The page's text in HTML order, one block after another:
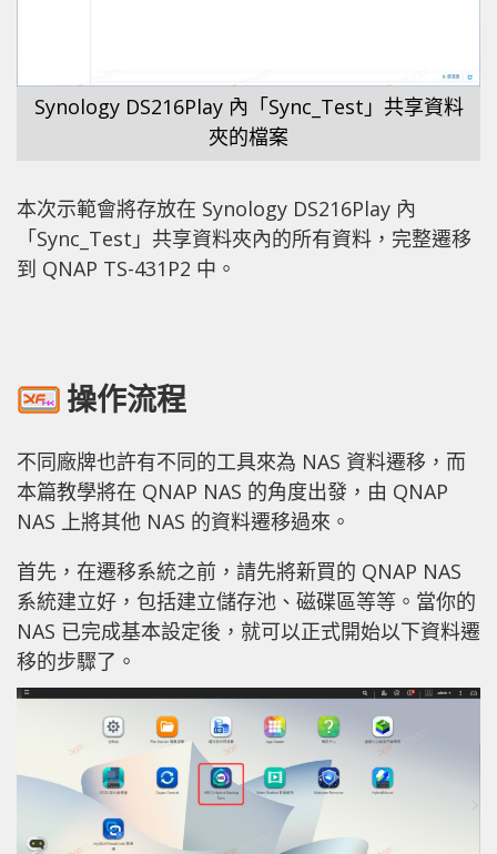
Synology DS216Play 內「Sync_Test」共享資料
夾的檔案
本次示範會將存放在 Synology DS216Play 內
「Sync_Test」共享資料夾內的所有資料，完整遷移
到 QNAP TS-431P2 中。
操作流程
不同廠牌也許有不同的工具來為 NAS 資料遷移，而
本篇教學將在 QNAP NAS 的角度出發，由 QNAP
NAS 上將其他 NAS 的資料遷移過來。
首先，在遷移系統之前，請先將新買的 QNAP NAS
系統建立好，包括建立儲存池、磁碟區等等。當你的
NAS 已完成基本設定後，就可以正式開始以下資料遷
移的步驟了。